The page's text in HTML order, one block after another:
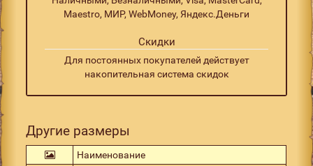
Maestro, МИР, WebMoney, Яндекс.Деньги
Скидки
Для постоянных покупателей действует
накопительная система скидок
Другие размеры
Наименование